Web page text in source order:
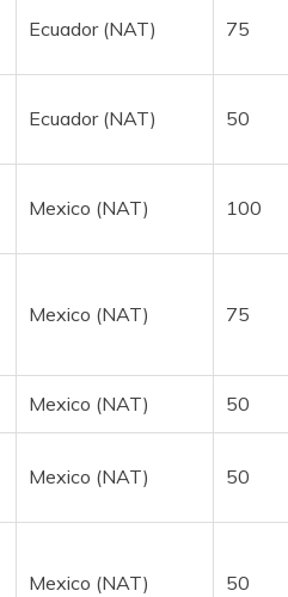
Ecuador (NAT) 75
Ecuador (NAT) 50
Mexico (NAT) 100
Mexico (NAT) 75
Mexico (NAT) 50
Mexico (NAT) 50
Mexico (NAT) 50